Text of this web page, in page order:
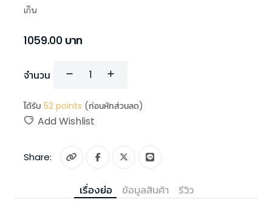
เกิน
1059.00 บาท
จำนวน
ได้รับ 52 points (ก่อนหักส่วนลด)
Add Wishlist
Share:
เรื่องย่อ ข้อมูลสินค้า รีวิว